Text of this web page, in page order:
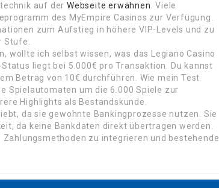
auf der Webseite erwähnen . Viele
des MyEmpire Casinos zur Verfügung.
zum Aufstieg in höhere VIP-Levels und zu
Stufe.
wollte ich selbst wissen, was das Legiano Casino
liegt bei 5.000€ pro Transaktion. Du kannst
Betrag von 10€ durchführen. Wie mein Test
Spielautomaten um die 6.000 Spiele zur
Highlights als Bestandskunde.
da sie gewohnte Bankingprozesse nutzen. Sie
da keine Bankdaten direkt übertragen werden.
zu integrieren und bestehende